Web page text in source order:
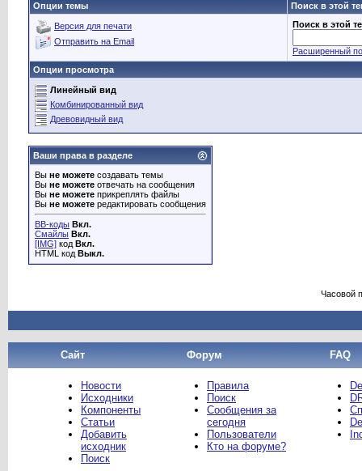
Опции темы Поиск в этой
Версия для печати
Отправить на Email
Поиск в этой
Расширенный
Опции просмотра
Линейный вид
Комбинированный вид
Древовидный вид
Ваши права в разделе
Вы не можете создавать темы
Вы не можете отвечать на сообщения
Вы не можете прикреплять файлы
Вы не можете редактировать сообщения
BB-коды Вкл.
Смайлы Вкл.
[IMG] код Вкл.
HTML код Выкл.
Часовой
Сайт Форум FAQ
Новости
Исходники
Компоненты
Статьи
Добавить
исходник
Поиск
Правила
Поиск
Сообщения за
сегодня
Пользователи
Кто на форуме?